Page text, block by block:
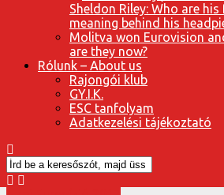
Sheldon Riley: Who are
meaning behind his
Molitva won Eurovision
are they now?
Rólunk – About us
Rajongói klub
GY.I.K.
ESC tanfolyam
Adatkezelési tájékoztató